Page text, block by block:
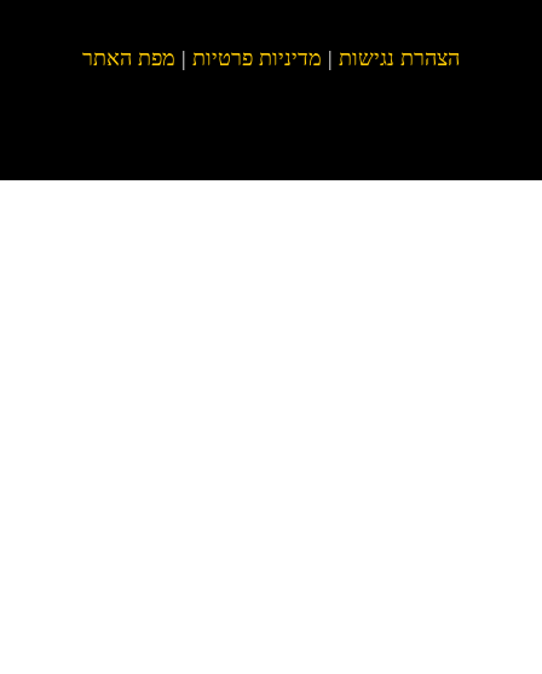
הצהרת נגישות| מדיניות פרטיות| מפת האתר